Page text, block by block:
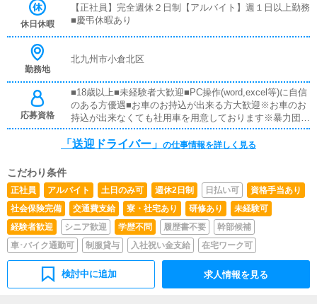
ン市場価格(1リットル) 145円]=[支給額 2900円]■通勤時の
ガソリン代も全額支給！（支給条件あり）⇒Google Mapで
自宅～事務所までの往復距離を割り出し下記方法で支給
費基準値(1リットル) 7.5km]×[レギュラーガソリン市場価
ンの市場価格は毎月見直します※車種⇒4人乗り以上の乗用
車(軽自動車可)
ミュニケーションスキルが自然と身につきます。当グルー
プのドライバーは、本職とかけもちで働いている人、ドラ
た方には、社員登用の道もあります。
休日休暇
【正社員】完全週休２日制【アルバイト】週１日以上勤務
■慶弔休暇あり
勤務地
北九州市小倉北区
応募資格
■18歳以上■未経験者大歓迎■PC操作(word,excel等)に自信
のある方優遇■お車のお持込が出来る方大歓迎※お車のお
持込が出来なくても社用車を用意しております※暴力団関
係者及びそれに準ずる方のご応募は、固くお断りさせてい
ただいております※18歳未満（高校生を含む）の応募はお
「送迎ドライバー」 の仕事情報を詳しく見る
こだわり条件
正社員 アルバイト 土日のみ可 週休2日制 日払い可
資格手当あり
社会保険完備
交通費支給 寮・社宅あり 研修あり
未経験可
経験者歓迎
シニア歓迎 学歴不問 履歴書不要
幹部候補
車･バイク通勤可
制服貸与 入社祝い金支給 在宅ワーク可
検討中に追加 求人情報を見る